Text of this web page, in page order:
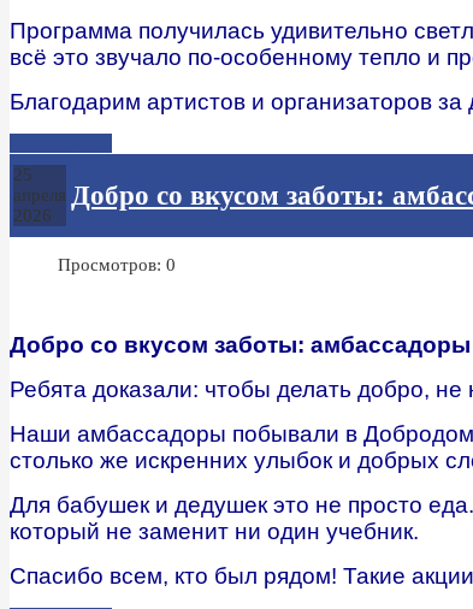
Программа получилась удивительно
всё это звучало по-особенному тепло и
Благодарим артистов и организаторов
25
апреля
2026
Добро со вкусом заботы:
Просмотров: 0
Добро со вкусом заботы:
Ребята доказали: чтобы делать добро,
Наши амбассадоры побывали в
столько же искренних улыбок и добрых
Для бабушек и дедушек это не просто
который не заменит ни один учебник.
Спасибо всем, кто был рядом! Такие